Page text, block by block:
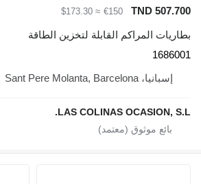
TND 507.700
€150
≈ $173.30
بطاريات المراكم القابلة لتخزين الطاقة
1686001
إسبانيا، Sant Pere Molanta, Barcelona
LAS COLINAS OCASION, S.L.